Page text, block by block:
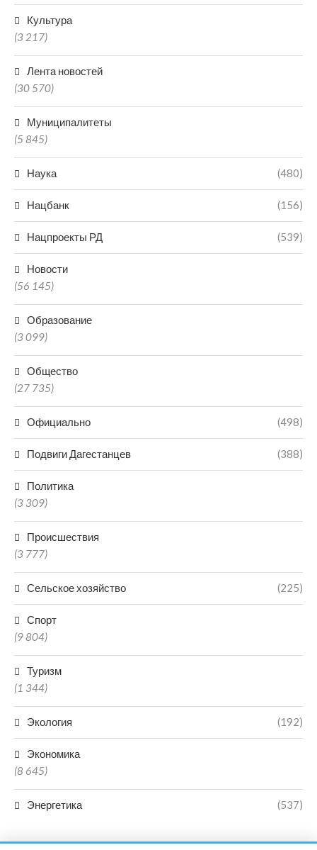
Культура
(3 217)
Лента новостей
(30 570)
Муниципалитеты
(5 845)
Наука (480)
Нацбанк (156)
Нацпроекты РД (539)
Новости
(56 145)
Образование
(3 099)
Общество
(27 735)
Официально (498)
Подвиги Дагестанцев (388)
Политика
(3 309)
Происшествия
(3 777)
Сельское хозяйство (225)
Спорт
(9 804)
Туризм
(1 344)
Экология (192)
Экономика
(8 645)
Энергетика (537)